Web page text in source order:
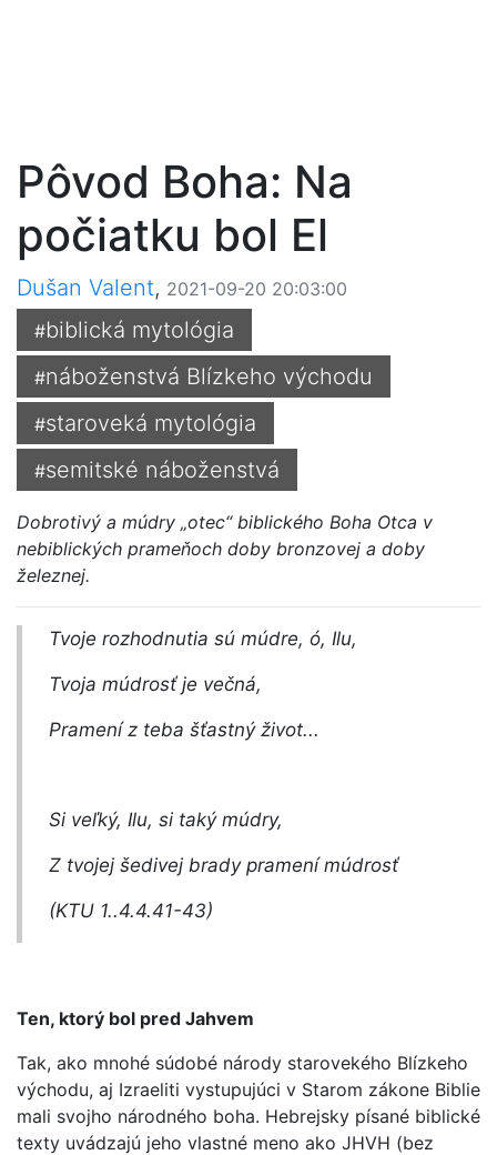
Pôvod Boha: Na
počiatku bol El
Dušan Valent, 2021-09-20 20:03:00
#biblická mytológia
#náboženstvá Blízkeho východu
#staroveká mytológia
#semitské náboženstvá
Dobrotivý a múdry „otec“ biblického Boha Otca v
nebiblických prameňoch doby bronzovej a doby
železnej.
Tvoje rozhodnutia sú múdre, ó, Ilu,
Tvoja múdrosť je večná,
Pramení z teba šťastný život...
Si veľký, Ilu, si taký múdry,
Z tvojej šedivej brady pramení múdrosť
(KTU 1..4.4.41-43)
Ten, ktorý bol pred Jahvem
Tak, ako mnohé súdobé národy starovekého Blízkeho
východu, aj Izraeliti vystupujúci v Starom zákone Biblie
mali svojho národného boha. Hebrejsky písané biblické
texty uvádzajú jeho vlastné meno ako JHVH (bez